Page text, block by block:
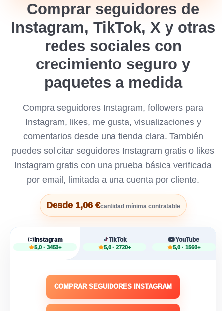
Comprar seguidores de
Instagram, TikTok, X y otras
redes sociales con
crecimiento seguro y
paquetes a medida
Compra seguidores Instagram, followers para
Instagram, likes, me gusta, visualizaciones y
comentarios desde una tienda clara. También
puedes solicitar seguidores Instagram gratis o likes
Instagram gratis con una prueba básica verificada
por email, limitada a una cuenta por cliente.
Desde 1,06 €cantidad mínima contratable
Instagram
5,0 · 3450+
TikTok
5,0 · 2720+
YouTube
5,0 · 1560+
COMPRAR SEGUIDORES INSTAGRAM